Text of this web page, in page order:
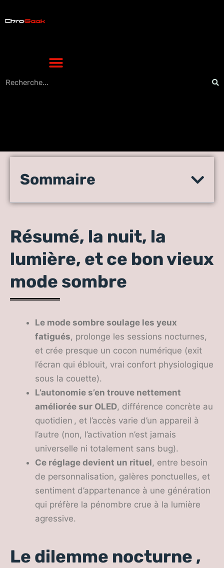
Mode sombre sur Insta : la
l’apparence sombre
Sommaire
Résumé, la nuit, la
lumière, et ce bon vieux
mode sombre
Le mode sombre soulage les yeux
fatigués, prolonge les sessions nocturnes,
et crée presque un cocon numérique (exit
l’écran qui éblouit, vrai confort physiologique
sous la couette).
L’autonomie s’en trouve nettement
améliorée sur OLED, différence concrète au
quotidien , et l’accès varie d’un appareil à
l’autre (non, l’activation n’est jamais
universelle ni totalement sans bug).
Ce réglage devient un rituel, entre besoin
de personnalisation, galères ponctuelles, et
sentiment d’appartenance à une génération
qui préfère la pénombre crue à la lumière
agressive.
Le dilemme nocturne ,